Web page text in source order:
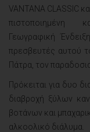
VANTANA CLASSIC
πιστοποιημένη
Γεωγραφική
πρεσβευτές αυτού
Πάτρα, τον
Πρόκειται για δυο
διαβροχή ξύλων
βοτάνων και
αλκοολικό διάλυμα.